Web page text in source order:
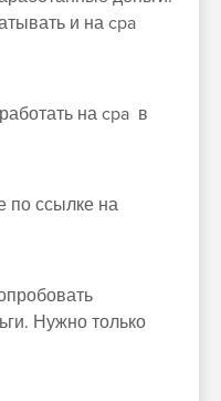
и на cpa
на cpa в
по ссылке на
Нужно только